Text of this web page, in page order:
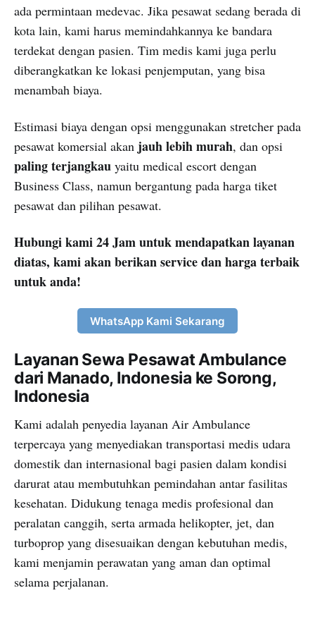
ada permintaan medevac. Jika pesawat sedang berada di
kota lain, kami harus memindahkannya ke bandara
terdekat dengan pasien. Tim medis kami juga perlu
diberangkatkan ke lokasi penjemputan, yang bisa
menambah biaya.
Estimasi biaya dengan opsi menggunakan stretcher pada
pesawat komersial akan jauh lebih murah, dan opsi
paling terjangkau yaitu medical escort dengan
Business Class, namun bergantung pada harga tiket
pesawat dan pilihan pesawat.
Hubungi kami 24 Jam untuk mendapatkan layanan
diatas, kami akan berikan service dan harga terbaik
untuk anda!
WhatsApp Kami Sekarang
Layanan Sewa Pesawat Ambulance
dari Manado, Indonesia ke Sorong,
Indonesia
Kami adalah penyedia layanan Air Ambulance
terpercaya yang menyediakan transportasi medis udara
domestik dan internasional bagi pasien dalam kondisi
darurat atau membutuhkan pemindahan antar fasilitas
kesehatan. Didukung tenaga medis profesional dan
peralatan canggih, serta armada helikopter, jet, dan
turboprop yang disesuaikan dengan kebutuhan medis,
kami menjamin perawatan yang aman dan optimal
selama perjalanan.